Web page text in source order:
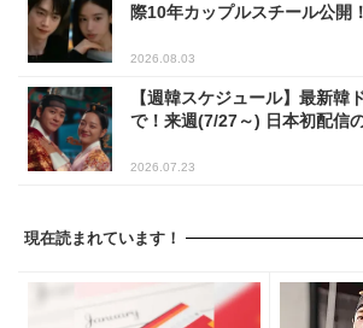
際10年カップルスチール公開！
2026.08.03
【週韓スケジュール】最新韓
で！来週(7/27～) 日本初配信
2026.07.23
現在読まれています！